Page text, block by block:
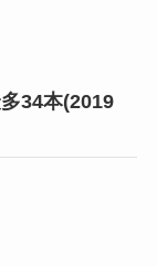
34本(2019